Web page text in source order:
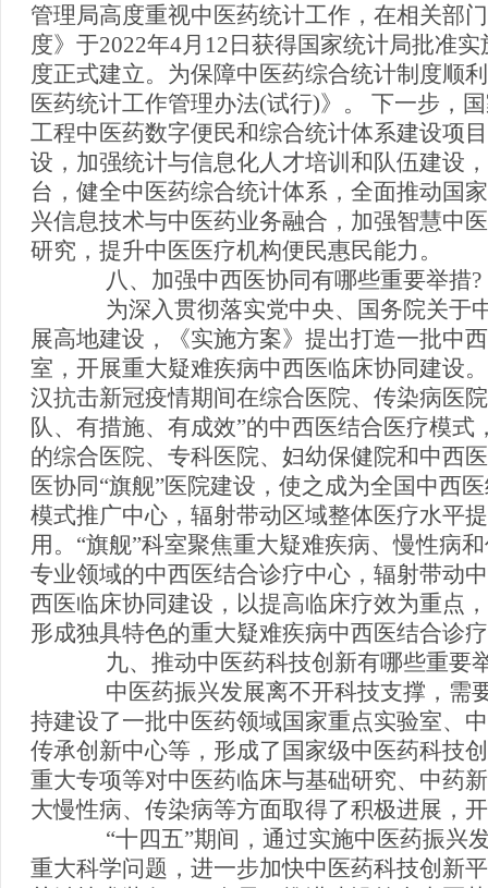
管理局高度重视中医药统计工作，在相关部
度》于2022年4月12日获得国家统计局批准
度正式建立。为保障中医药综合统计制度顺
医药统计工作管理办法(试行)》。 下一步，
工程中医药数字便民和综合统计体系建设项
设，加强统计与信息化人才培训和队伍建设
台，健全中医药综合统计体系，全面推动国
兴信息技术与中医药业务融合，加强智慧中
研究，提升中医医疗机构便民惠民能力。
八、加强中西医协同有哪些重要举措?
为深入贯彻落实党中央、国务院关于
展高地建设，《实施方案》提出打造一批中
室，开展重大疑难疾病中西医临床协同建设
汉抗击新冠疫情期间在综合医院、传染病医
队、有措施、有成效”的中西医结合医疗模
的综合医院、专科医院、妇幼保健院和中西
医协同“旗舰”医院建设，使之成为全国中西
模式推广中心，辐射带动区域整体医疗水平
用。“旗舰”科室聚焦重大疑难疾病、慢性病
专业领域的中西医结合诊疗中心，辐射带动
西医临床协同建设，以提高临床疗效为重点
形成独具特色的重大疑难疾病中西医结合诊
九、推动中医药科技创新有哪些重要
中医药振兴发展离不开科技支撑，需
持建设了一批中医药领域国家重点实验室、
传承创新中心等，形成了国家级中医药科技
重大专项等对中医药临床与基础研究、中药
大慢性病、传染病等方面取得了积极进展，
“十四五”期间，通过实施中医药振兴
重大科学问题，进一步加快中医药科技创新